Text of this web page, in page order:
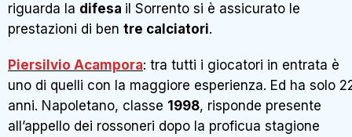
riguarda la difesa il Sorrento si è assicurato le
prestazioni di ben tre calciatori.
Piersilvio Acampora: tra tutti i giocatori in entrata è
uno di quelli con la maggiore esperienza. Ed ha solo
anni. Napoletano, classe 1998, risponde presente
all’appello dei rossoneri dopo la proficua stagione